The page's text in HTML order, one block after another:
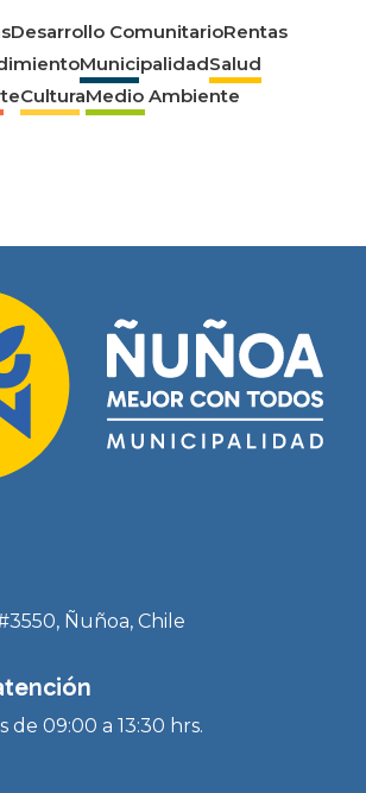
Desarrollo ComunitarioRentas
MunicipalidadSalud
CulturaMedio Ambiente
Ñuñoa, Chile
de 09:00 a 13:30 hrs.